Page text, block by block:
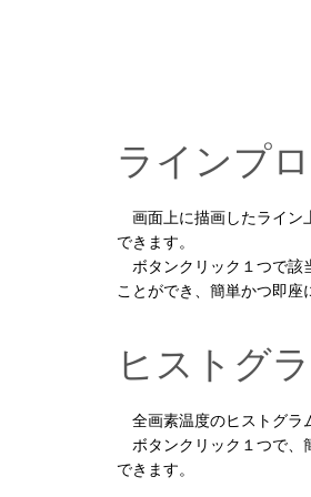
ラインプ
画面上に描画したライン
できます。
ボタンクリック１つで該
ことができ、簡単かつ即座
ヒストグ
全画素温度のヒストグラ
ボタンクリック１つで、
できます。